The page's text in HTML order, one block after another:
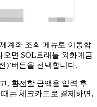
계좌 조회 메뉴로 이동합
면 SOL트래블 외화예금
)’버튼을 선택합니다.
, 환전할 금액을 입력 후
는 체크카드로 결제하면,